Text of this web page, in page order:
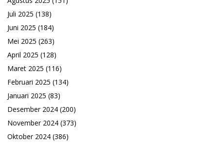
Juli 2025 (138)
Juni 2025 (184)
Mei 2025 (263)
April 2025 (128)
Maret 2025 (116)
Februari 2025 (134)
Januari 2025 (83)
Desember 2024 (200)
November 2024 (373)
Oktober 2024 (386)